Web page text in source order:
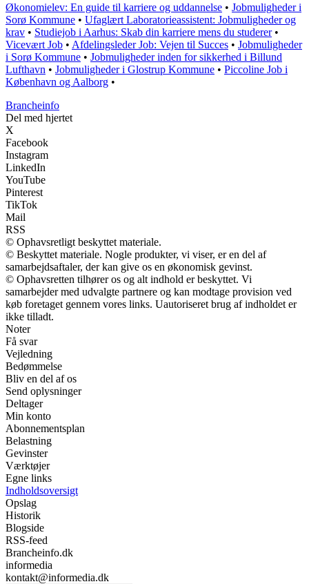
Økonomielev: En guide til karriere og uddannelse • Jobmuligheder i
Sorø Kommune • Ufaglært Laboratorieassistent: Jobmuligheder og
krav • Studiejob i Aarhus: Skab din karriere mens du studerer•
Vicevært Job • Afdelingsleder Job: Vejen til Succes • Jobmuligheder
i Sorø Kommune • Jobmuligheder inden for sikkerhed i Billund
Lufthavn • Jobmuligheder i Glostrup Kommune • Piccoline Job i
København og Aalborg •
Brancheinfo
Del med hjertet
X
Facebook
Instagram
LinkedIn
YouTube
Pinterest
TikTok
Mail
RSS
© Ophavsretligt beskyttet materiale.
© Beskyttet materiale. Nogle produkter, vi viser, er en del af
samarbejdsaftaler, der kan give os en økonomisk gevinst.
© Ophavsretten tilhører os og alt indhold er beskyttet. Vi
samarbejder med udvalgte partnere og kan modtage provision ved
køb foretaget gennem vores links. Uautoriseret brug af indholdet er
ikke tilladt.
Noter
Få svar
Vejledning
Bedømmelse
Bliv en del af os
Send oplysninger
Deltager
Min konto
Abonnementsplan
Belastning
Gevinster
Værktøjer
Egne links
Indholdsoversigt
Opslag
Historik
Blogside
RSS-feed
Brancheinfo.dk
informedia
kontakt@informedia.dk